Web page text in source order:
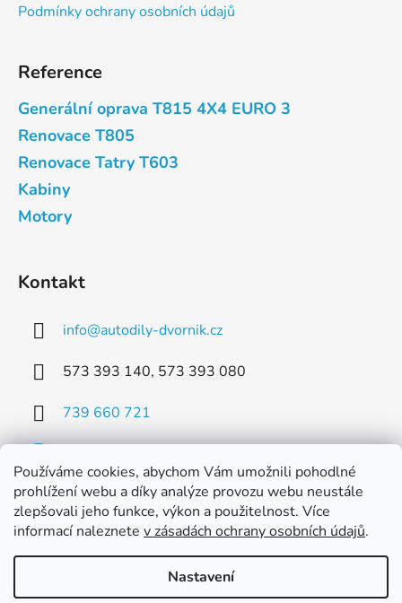
Používáme cookies, abychom Vám umožnili pohodlné
prohlížení webu a díky analýze provozu webu neustále
zlepšovali jeho funkce, výkon a použitelnost. Více
informací naleznete v zásadách ochrany osobních údajů.
Nastavení
Podmínky ochrany osobních údajů
Reference
Generální oprava T815 4X4 EURO 3
Renovace T805
Renovace Tatry T603
Kabiny
Motory
Kontakt
info@autodily-dvornik.cz
573 393 140, 573 393 080
739 660 721
Facebook